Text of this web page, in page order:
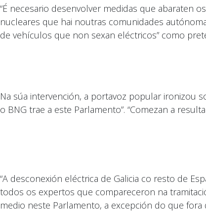
“É necesario desenvolver medidas que abaraten
nucleares que hai noutras comunidades
de vehículos que non sexan eléctricos” como
Na súa intervención, a portavoz popular ironizou
o BNG trae a este Parlamento”. “Comezan a
“A desconexión eléctrica de Galicia co resto de
todos os expertos que compareceron na
medio neste Parlamento, a excepción do que